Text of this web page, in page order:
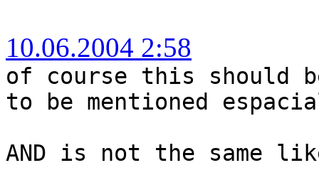
10.06.2004 2:58
of course this
to be mentioned
AND is not the same